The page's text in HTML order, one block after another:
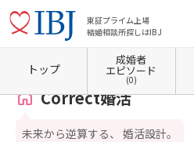
東証プライム上場
結婚相談所探しはIBJ
ホーム 東京都の結婚相談所 東京都目黒区
Correct婚活
未来から逆算する、 婚活設計。
トップ
成婚者
エピソード
(0)